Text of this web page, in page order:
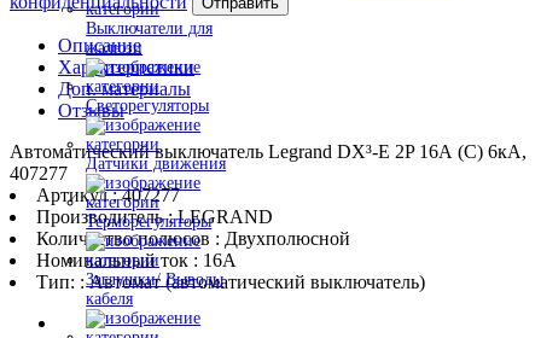
Выключатели для
жалюзи
Светорегуляторы
Датчики движения
Терморегуляторы
Заглушки/ Выводы
кабеля
Описание
Характеристики
Доп. материалы
Отзывы
Автоматический выключатель Legrand DX³-E 2P 16А (C) 6кА,
407277
Артикул : 407277
Производитель : LEGRAND
Количество полюсов : Двухполюсной
Номинальный ток : 16A
Тип: : Автомат (автоматический выключатель)